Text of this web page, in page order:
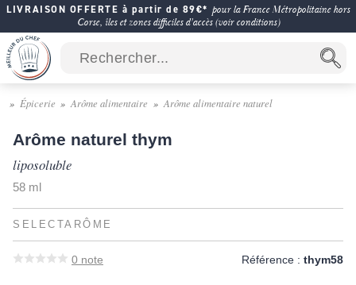
LIVRAISON OFFERTE à partir de 89€* pour la France Métropolitaine hors
Corse, îles et zones difficiles d'accès (voir conditions)
Épicerie Arôme alimentaire Arôme alimentaire naturel
Arôme naturel thym
liposoluble
58 ml
SELECTARÔME
0 note Référence : thym58